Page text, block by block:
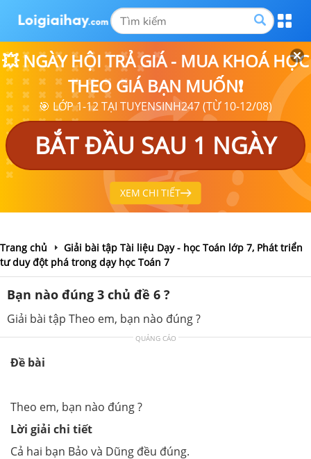
💥 NGÀY HỘI TRẢ GIÁ - MUA KHOÁ HỌC
THEO GIÁ BẠN MUỐN❗
🎯 LỚP 1-12 TẠI TUYENSINH247 (TỪ 10-12/08)
BẮT ĐẦU SAU 1 NGÀY
XEM CHI TIẾT
Trang chủ
Giải bài tập Tài liệu Dạy - học Toán lớp 7, Phát triển
tư duy đột phá trong dạy học Toán 7
Bạn nào đúng 3 chủ đề 6 ?
Giải bài tập Theo em, bạn nào đúng ?
QUẢNG CÁO
Đề bài
Theo em, bạn nào đúng ?
Lời giải chi tiết
Cả hai bạn Bảo và Dũng đều đúng.